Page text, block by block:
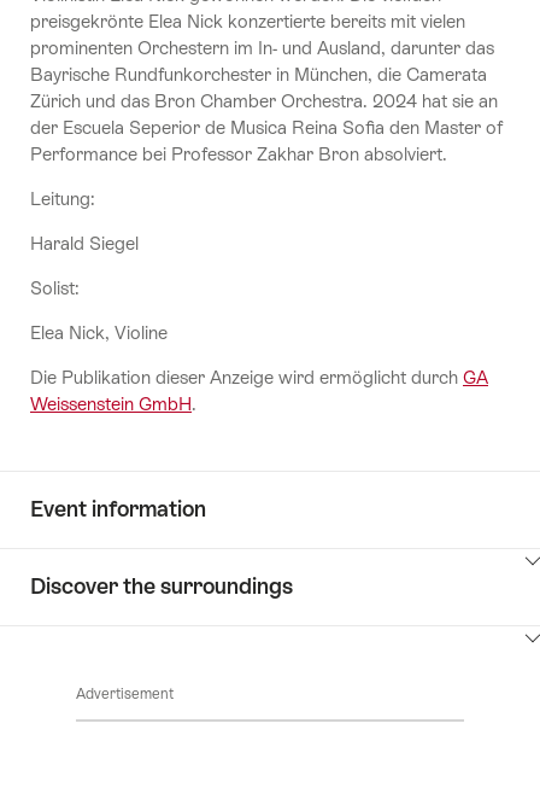
preisgekrönte Elea Nick konzertierte bereits mit vielen
prominenten Orchestern im In- und Ausland, darunter das
Bayrische Rundfunkorchester in München, die Camerata
Zürich und das Bron Chamber Orchestra. 2024 hat sie an
der Escuela Seperior de Musica Reina Sofia den Master of
Performance bei Professor Zakhar Bron absolviert.
Leitung:
Harald Siegel
Solist:
Elea Nick, Violine
Die Publikation dieser Anzeige wird ermöglicht durch GA
Weissenstein GmbH.
Event information
ClickToViewContent
Discover the surroundings
Advertisement